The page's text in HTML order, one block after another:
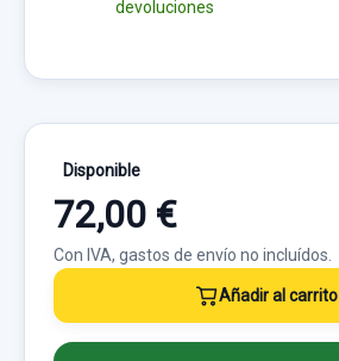
devoluciones
Disponible
72,00 €
Con IVA, gastos de envío no incluídos.
Añadir al carrito